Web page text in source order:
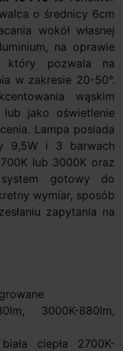
o średnicy 6cm
wokół własnej
na oprawie
który pozwala na
w zakresie 20-50°.
wąskim
lub jako oświetlenie
Lampa posiada
9,5W i 3 barwach
lub 3000K oraz
gotowy do
wymiar, sposób
zapytania na
3000K-880lm,
ciepła 2700K-